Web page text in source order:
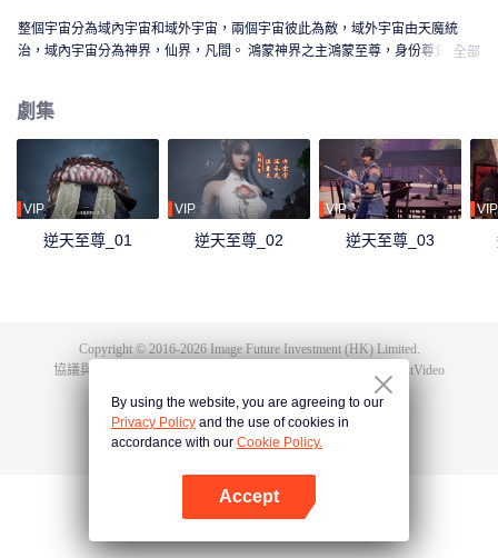
整個宇宙分為域內宇宙和域外宇宙，兩個宇宙彼此為敵，域外宇宙由天魔統
治，域內宇宙分為神界，仙界，凡間。 鴻蒙神界之主鴻蒙至尊，身份尊貴，屬
宙入侵時，鴻蒙至尊被混沌至尊和始源至尊設計聯手殺害，並詛咒其萬世輪
迴。鴻蒙至尊親人手下被殺，家園被奪，理念被改，就連最疼愛的徒兒靈霞天
尊也背叛了他。而且在他萬世輪迴中被世世滅門，直到最後一世轉生到了譚雲
身上。 譚雲是望月鎮小貴族譚家的少爺，但鴻蒙至尊轉生之人需要受到生死刺
激才能覺醒。在婚禮中，譚雲撞見未婚妻與司徒家少爺偷情並被毆打，在將死
之時終於覺醒了鴻蒙至尊的記憶。 原先廢柴的譚雲憑藉著鴻蒙神胎，逆天改
命，擁有了神級的天賦，然後開始修煉前世的功法，快速提升修為。譚雲先是
也收穫了多位風姿卓絕的佳麗。
全部
劇集
VIP
逆天至尊_01
VIP
逆天至尊_02
VIP
逆天至尊_03
VIP
Copyright © 2016-2026Image Future Investment (HK) Limited.
協議與條款
TencentVideo
By using the website, you are agreeing to our
Privacy Policy and the use of cookies in
accordance with our Cookie Policy.
Accept